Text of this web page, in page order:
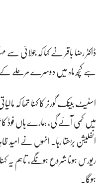
ڈاکٹر رضا باقر نے کہا کہ جولائی
ہے کچھ ماہ میں دوسرے مرحلے
اسٹیٹ بینک گورنر کا کہنا تھا
میں کمی آئے گی، ہمارے ہاں فوڈ
انفلیشن بڑھتا رہا۔ انہوں نے امید
ریورس ہونا شروع ہونگے، تاہم
ہوگا۔